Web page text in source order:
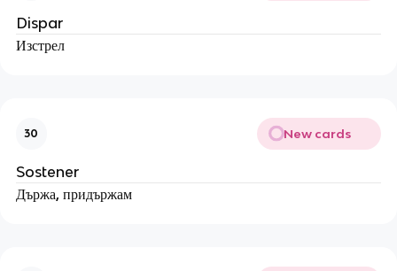
Dispar
Изстрел
30 New cards
Sostener
Държа, придържам